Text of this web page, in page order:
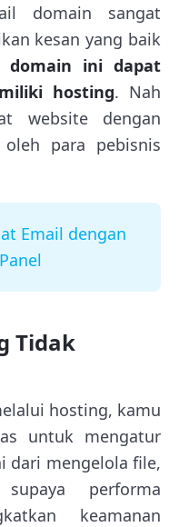
domain sangat
kesan yang baik
domain ini dapat
hosting. Nah
website dengan
para pebisnis
Email dengan
Tidak
hosting, kamu
untuk mengatur
dari mengelola file,
performa
keamanan